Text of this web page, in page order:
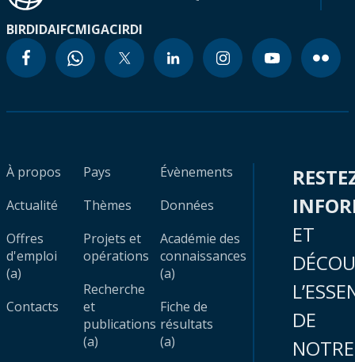
BIRDIDAIFCMIGACIRDI
À propos
Actualité
Offres
d'emploi
(a)
Contacts
Pays
Thèmes
Projets et
opérations
Recherche
et
publications
(a)
Évènements
Données
Académie des
connaissances
(a)
Fiche de
résultats
(a)
ET
DE
NOTRE